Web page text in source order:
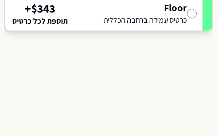
J
Floor
כרטיס עמידה ברחבה הכללית
$343
+
תוספת לכל כרטיס